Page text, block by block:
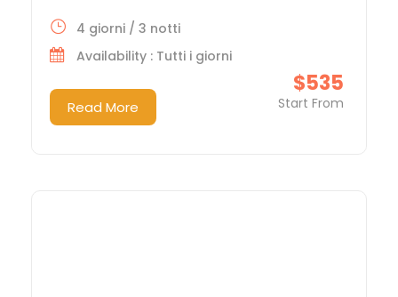
$535
Start From
4 giorni / 3 notti
Availability : Tutti i giorni
Read More